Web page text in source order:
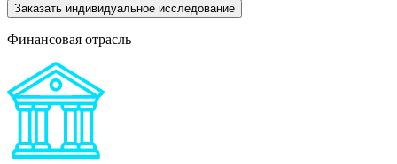
Заказать индивидуальное исследование
Финансовая отрасль